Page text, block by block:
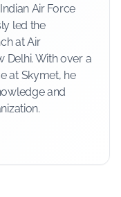
Air Force
led the
at Air
Delhi. With over a
at Skymet, he
and